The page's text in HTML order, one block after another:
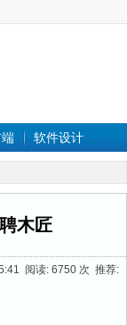
软件设计
木匠
阅读: 6750 次 推荐: